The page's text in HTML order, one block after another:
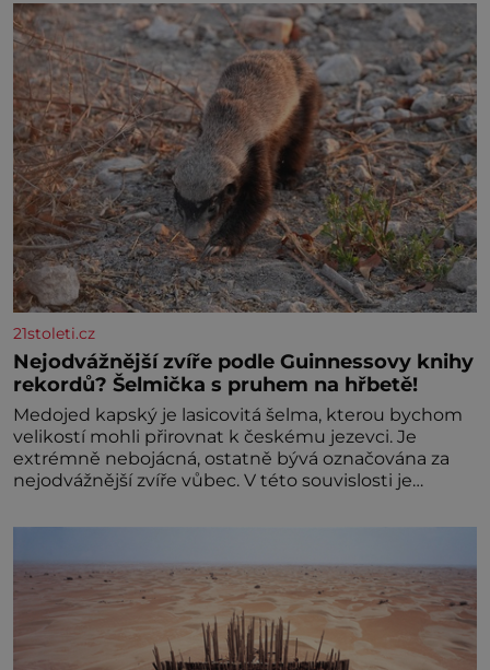
21stoleti.cz
Nejodvážnější zvíře podle Guinnessovy knihy
rekordů? Šelmička s pruhem na hřbetě!
Medojed kapský je lasicovitá šelma, kterou bychom
velikostí mohli přirovnat k českému jezevci. Je
extrémně nebojácná, ostatně bývá označována za
nejodvážnější zvíře vůbec. V této souvislosti je